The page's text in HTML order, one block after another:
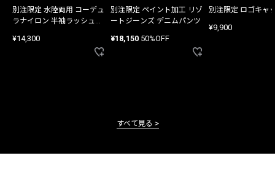
別注限定 水陸両用 コーデュ
ラナイロン 半袖ラッシュガ
¥14,300
別注限定 ペイント加工 リゾ
ートジーンズ デニムパンツ
¥18,150 50%OFF
別注限定 ロゴキャ
¥9,900
すべて見る